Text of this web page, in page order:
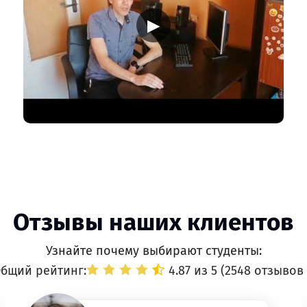
▶
Отзывы наших клиентов
Узнайте почему выбирают студенты:
рейтинг:
4.87 из 5 (2548 отзывов